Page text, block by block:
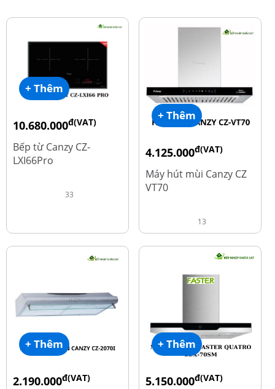
+ Thêm
10.680.000đ(VAT)
Bếp từ Canzy CZ-
LXI66Pro
33
+ Thêm
4.125.000đ(VAT)
8.500.000
Máy hút mùi Canzy CZ
VT70
13
+ Thêm
2.190.000đ(VAT)
+ Thêm
5.150.000đ(VAT)